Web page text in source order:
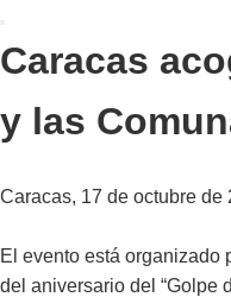
Caracas
y las
Caracas, 17 de octubre
El evento está organizado
del aniversario del “Golpe